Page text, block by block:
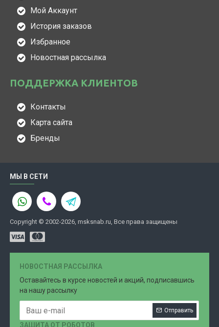
Мой Аккаунт
История заказов
Избранное
Новостная рассылка
ПОДДЕРЖКА КЛИЕНТОВ
Контакты
Карта сайта
Бренды
МЫ В СЕТИ
Copyright © 2002-2026, msksnab.ru, Все права защищены
НОВОСТНАЯ РАССЫЛКА
Оставайтесь в курсе новостей и акций, подписавшись
на нашу рассылку
Отправить
ЗАЩИТА ОТ РОБОТОВ